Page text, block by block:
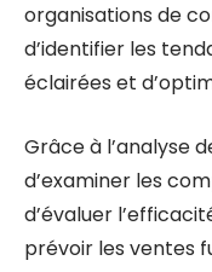
organisations de
d’identifier les
éclairées et
Grâce à l’analyse
d’examiner les
d’évaluer
prévoir les ventes